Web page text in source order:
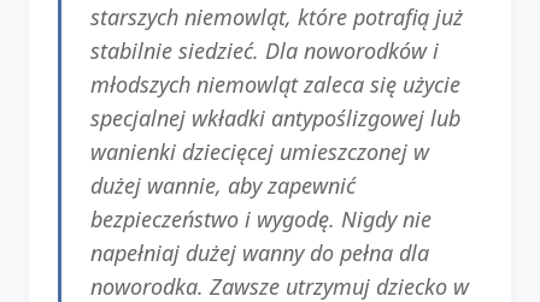
starszych niemowląt, które potrafią już
stabilnie siedzieć. Dla noworodków i
młodszych niemowląt zaleca się użycie
specjalnej wkładki antypoślizgowej lub
wanienki dziecięcej umieszczonej w
dużej wannie, aby zapewnić
bezpieczeństwo i wygodę. Nigdy nie
napełniaj dużej wanny do pełna dla
noworodka. Zawsze utrzymuj dziecko w